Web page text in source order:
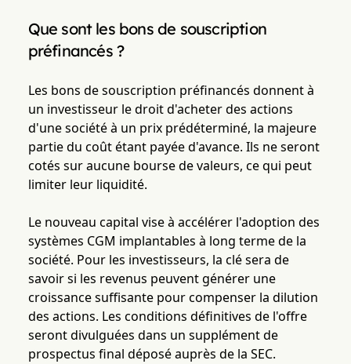
Que sont les bons de souscription
préfinancés ?
Les bons de souscription préfinancés donnent à
un investisseur le droit d'acheter des actions
d'une société à un prix prédéterminé, la majeure
partie du coût étant payée d'avance. Ils ne seront
cotés sur aucune bourse de valeurs, ce qui peut
limiter leur liquidité.
Le nouveau capital vise à accélérer l'adoption des
systèmes CGM implantables à long terme de la
société. Pour les investisseurs, la clé sera de
savoir si les revenus peuvent générer une
croissance suffisante pour compenser la dilution
des actions. Les conditions définitives de l'offre
seront divulguées dans un supplément de
prospectus final déposé auprès de la SEC.